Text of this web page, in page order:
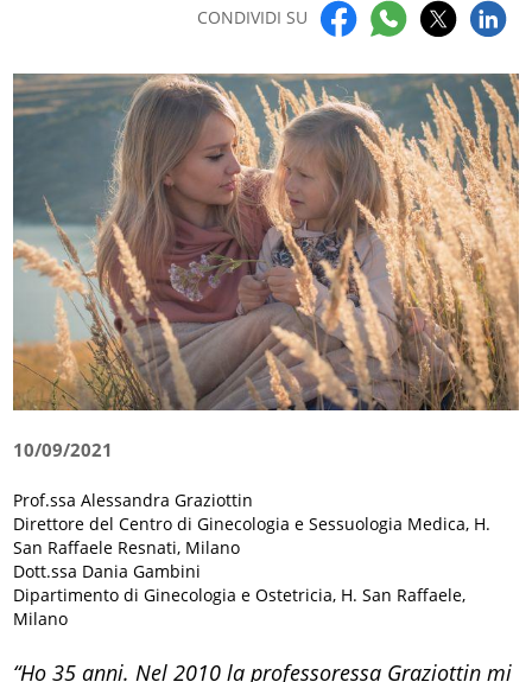
CONDIVIDI SU
10/09/2021
Prof.ssa Alessandra Graziottin
Direttore del Centro di Ginecologia e Sessuologia Medica, H.
San Raffaele Resnati, Milano
Dott.ssa Dania Gambini
Dipartimento di Ginecologia e Ostetricia, H. San Raffaele,
Milano
“Ho 35 anni. Nel 2010 la professoressa Graziottin mi